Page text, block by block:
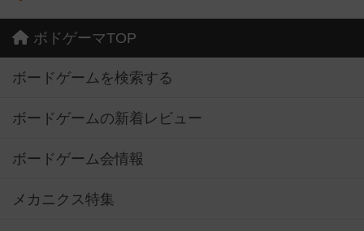
ボドゲーマTOP
ボードゲームを検索する
ボードゲームの新着レビュー
ボードゲーム会情報
メカニクス特集